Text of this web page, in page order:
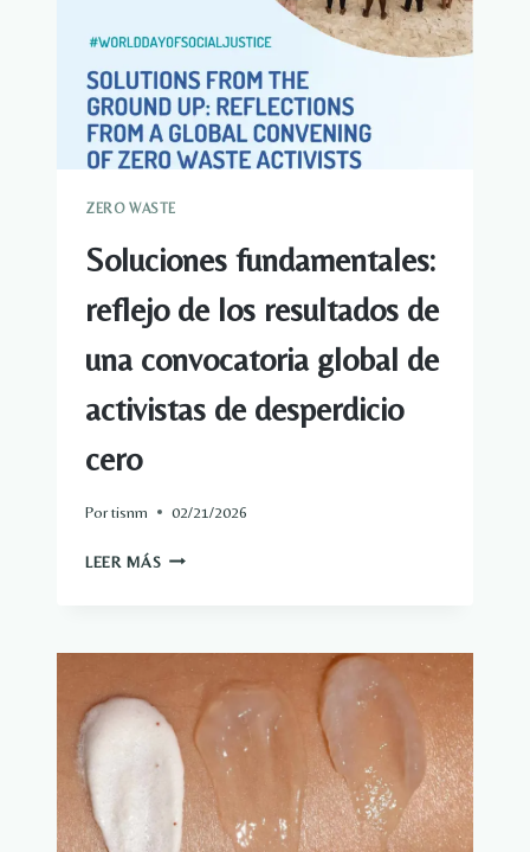
MUDARSE
DE
SAN
DIEGO
ZERO WASTE
Soluciones fundamentales:
reflejo de los resultados de
una convocatoria global de
activistas de desperdicio
cero
Portisnm 02/21/2026
LEER MÁS SOLUCIONES
LOS
RESULTADOS
UNA
CONVOCATORIA
GLOBAL
ACTIVISTAS